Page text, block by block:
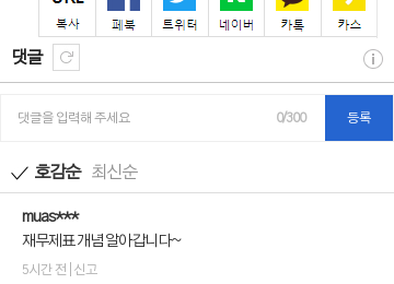
댓글
댓글을 입력해 주세요 0/300 등록
호감순 최신순
muas***
재무제표 개념 알아갑니다~
5시간 전 | 신고